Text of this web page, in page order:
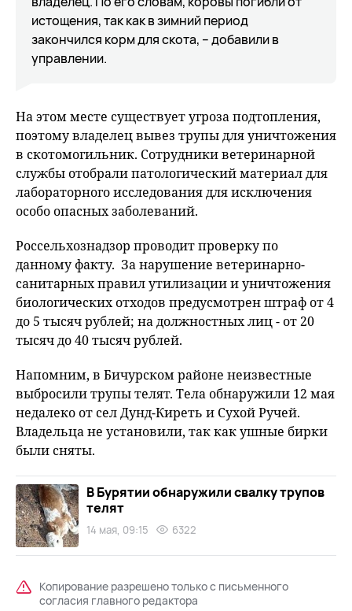
истощения, так как в зимний период
закончился корм для скота, – добавили в
управлении.
На этом месте существует угроза подтопления,
поэтому владелец вывез трупы для уничтожения
в скотомогильник. Сотрудники ветеринарной
службы отобрали патологический материал для
лабораторного исследования для исключения
особо опасных заболеваний.
Россельхознадзор проводит проверку по
данному факту. За нарушение ветеринарно-
санитарных правил утилизации и уничтожения
биологических отходов предусмотрен штраф от 4
до 5 тысяч рублей; на должностных лиц - от 20
тысяч до 40 тысяч рублей.
Напомним, в Бичурском районе неизвестные
выбросили трупы телят. Тела обнаружили 12 мая
недалеко от сел Дунд-Киреть и Сухой Ручей.
Владельца не установили, так как ушные бирки
были сняты.
В Бурятии обнаружили свалку трупов
телят
14 мая, 09:15 6322
Копирование разрешено только с письменного
согласия главного редактора